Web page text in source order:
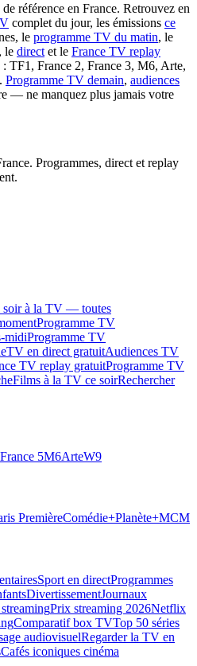
référence en France. Retrouvez en
complet du jour, les émissions ce
le programme TV du matin, le
, le direct et le France TV replay
TF1, France 2, France 3, M6, Arte,
Programme TV demain, audiences
— ne manquez plus jamais votre
Programmes, direct et replay
soir à la TV — toutes
Programme TV
midiProgramme TV
TV en direct gratuitAudiences TV
TV replay gratuitProgramme TV
Films à la TV ce soirRechercher
France 5M6ArteW9
PremièreComédie+Planète+MCM
Sport en directProgrammes
DivertissementJournaux
Prix streaming 2026Netflix
Comparatif box TVTop 50 séries
audiovisuelRegarder la TV en
Cafés iconiques cinéma